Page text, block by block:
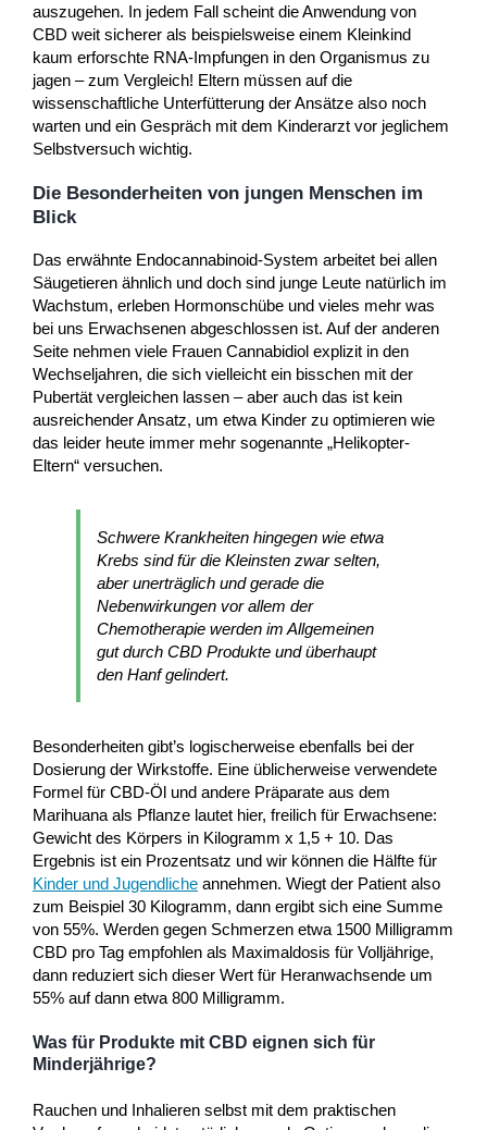
auszugehen. In jedem Fall scheint die Anwendung von
CBD weit sicherer als beispielsweise einem Kleinkind
kaum erforschte RNA-Impfungen in den Organismus zu
jagen – zum Vergleich! Eltern müssen auf die
wissenschaftliche Unterfütterung der Ansätze also noch
warten und ein Gespräch mit dem Kinderarzt vor jeglichem
Selbstversuch wichtig.
Die Besonderheiten von jungen Menschen im
Blick
Das erwähnte Endocannabinoid-System arbeitet bei allen
Säugetieren ähnlich und doch sind junge Leute natürlich im
Wachstum, erleben Hormonschübe und vieles mehr was
bei uns Erwachsenen abgeschlossen ist. Auf der anderen
Seite nehmen viele Frauen Cannabidiol explizit in den
Wechseljahren, die sich vielleicht ein bisschen mit der
Pubertät vergleichen lassen – aber auch das ist kein
ausreichender Ansatz, um etwa Kinder zu optimieren wie
das leider heute immer mehr sogenannte „Helikopter-
Eltern“ versuchen.
Schwere Krankheiten hingegen wie etwa
Krebs sind für die Kleinsten zwar selten,
aber unerträglich und gerade die
Nebenwirkungen vor allem der
Chemotherapie werden im Allgemeinen
gut durch CBD Produkte und überhaupt
den Hanf gelindert.
Besonderheiten gibt’s logischerweise ebenfalls bei der
Dosierung der Wirkstoffe. Eine üblicherweise verwendete
Formel für CBD-Öl und andere Präparate aus dem
Marihuana als Pflanze lautet hier, freilich für Erwachsene:
Gewicht des Körpers in Kilogramm x 1,5 + 10. Das
Ergebnis ist ein Prozentsatz und wir können die Hälfte für
Kinder und Jugendliche annehmen. Wiegt der Patient also
zum Beispiel 30 Kilogramm, dann ergibt sich eine Summe
von 55%. Werden gegen Schmerzen etwa 1500 Milligramm
CBD pro Tag empfohlen als Maximaldosis für Volljährige,
dann reduziert sich dieser Wert für Heranwachsende um
55% auf dann etwa 800 Milligramm.
Was für Produkte mit CBD eignen sich für
Minderjährige?
Rauchen und Inhalieren selbst mit dem praktischen